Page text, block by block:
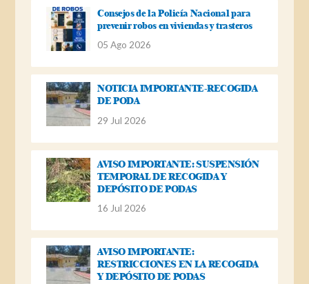
Consejos de la Policía Nacional para
prevenir robos en viviendas y trasteros
05 Ago 2026
NOTICIA IMPORTANTE-RECOGIDA
DE PODA
29 Jul 2026
AVISO IMPORTANTE: SUSPENSIÓN
TEMPORAL DE RECOGIDA Y
DEPÓSITO DE PODAS
16 Jul 2026
AVISO IMPORTANTE:
RESTRICCIONES EN LA RECOGIDA
Y DEPÓSITO DE PODAS